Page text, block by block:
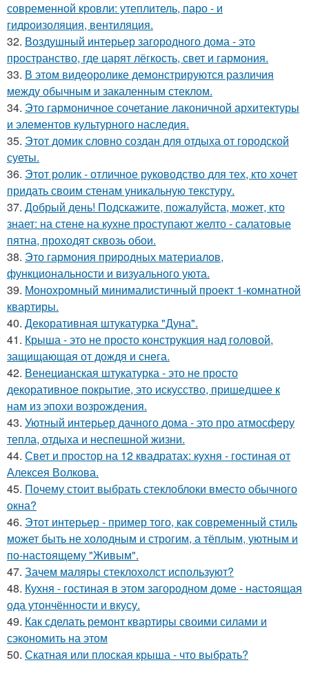
современной кровли: утеплитель, паро - и
гидроизоляция, вентиляция.
32. Воздушный интерьер загородного дома - это
пространство, где царят лёгкость, свет и гармония.
33. В этом видеоролике демонстрируются различия
между обычным и закаленным стеклом.
34. Это гармоничное сочетание лаконичной архитектуры
и элементов культурного наследия.
35. Этот домик словно создан для отдыха от городской
суеты.
36. Этот ролик - отличное руководство для тех, кто хочет
придать своим стенам уникальную текстуру.
37. Добрый день! Подскажите, пожалуйста, может, кто
знает: на стене на кухне проступают желто - салатовые
пятна, проходят сквозь обои.
38. Это гармония природных материалов,
функциональности и визуального уюта.
39. Монохромный минималистичный проект 1-комнатной
квартиры.
40. Декоративная штукатурка "Дуна".
41. Крыша - это не просто конструкция над головой,
защищающая от дождя и снега.
42. Венецианская штукатурка - это не просто
декоративное покрытие, это искусство, пришедшее к
нам из эпохи возрождения.
43. Уютный интерьер дачного дома - это про атмосферу
тепла, отдыха и неспешной жизни.
44. Свет и простор на 12 квадратах: кухня - гостиная от
Алексея Волкова.
45. Почему стоит выбрать стеклоблоки вместо обычного
окна?
46. Этот интерьер - пример того, как современный стиль
может быть не холодным и строгим, а тёплым, уютным и
по-настоящему "Живым".
47. Зачем маляры стеклохолст используют?
48. Кухня - гостиная в этом загородном доме - настоящая
ода утончённости и вкусу.
49. Как сделать ремонт квартиры своими силами и
сэкономить на этом
50. Скатная или плоская крыша - что выбрать?